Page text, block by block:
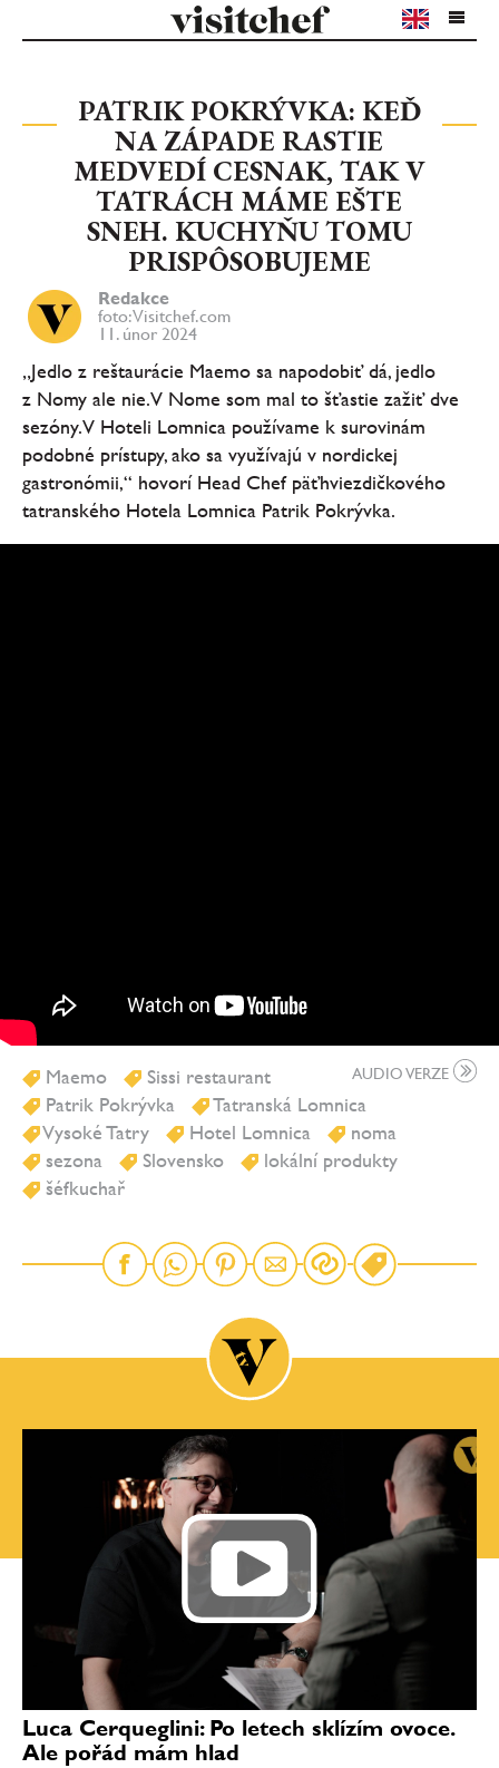
PATRIK POKRÝVKA: KEĎ
NA ZÁPADE RASTIE
MEDVEDÍ CESNAK, TAK V
TATRÁCH MÁME EŠTE
SNEH. KUCHYŇU TOMU
PRISPÔSOBUJEME
Redakce
foto: Visitchef.com
11. únor 2024
„Jedlo z reštaurácie Maemo sa napodobiť dá, jedlo
z Nomy ale nie. V Nome som mal to šťastie zažiť dve
sezóny. V Hoteli Lomnica používame k surovinám
podobné prístupy, ako sa využívajú v nordickej
gastronómii,“ hovorí Head Chef päťhviezdičkového
tatranského Hotela Lomnica Patrik Pokrývka.
AUDIO VERZE
Maemo
Sissi restaurant
Patrik Pokrývka
Tatranská Lomnica
Vysoké Tatry
Hotel Lomnica
noma
sezona
Slovensko
lokální produkty
šéfkuchař
Luca Cerqueglini: Po letech sklízím ovoce.
Ale pořád mám hlad